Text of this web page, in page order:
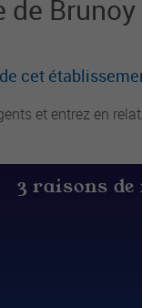
de Brunoy
cet
et entrez en
3 raisons